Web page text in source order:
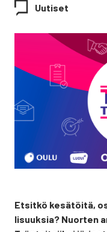
Uutiset
Etsit­kö kesä­töi­tä,
li­suuk­sia? Nuor­ten